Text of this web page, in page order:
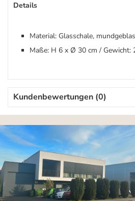
Details
Material: Glasschale,
Maße: H 6 x Ø 30 cm / Gewicht:
Kundenbewertungen (0)